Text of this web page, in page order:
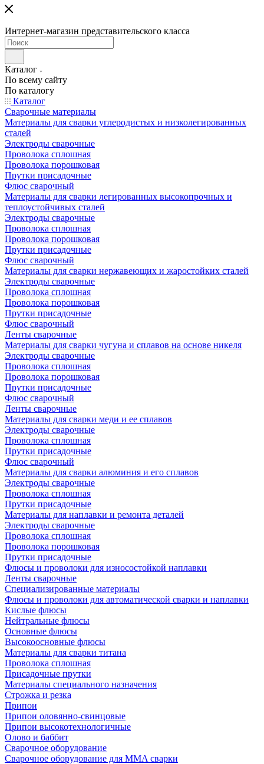
Интернет-магазин представительского класса
Каталог
По всему сайту
По каталогу
Каталог
Сварочные материалы
Материалы для сварки углеродистых и низколегированных
сталей
Электроды сварочные
Проволока сплошная
Проволока порошковая
Прутки присадочные
Флюс сварочный
Материалы для сварки легированных высокопрочных и
теплоустойчивых сталей
Электроды сварочные
Проволока сплошная
Проволока порошковая
Прутки присадочные
Флюс сварочный
Материалы для сварки нержавеющих и жаростойких сталей
Электроды сварочные
Проволока сплошная
Проволока порошковая
Прутки присадочные
Флюс сварочный
Ленты сварочные
Материалы для сварки чугуна и сплавов на основе никеля
Электроды сварочные
Проволока сплошная
Проволока порошковая
Прутки присадочные
Флюс сварочный
Ленты сварочные
Материалы для сварки меди и ее сплавов
Электроды сварочные
Проволока сплошная
Прутки присадочные
Флюс сварочный
Материалы для сварки алюминия и его сплавов
Электроды сварочные
Проволока сплошная
Прутки присадочные
Материалы для наплавки и ремонта деталей
Электроды сварочные
Проволока сплошная
Проволока порошковая
Прутки присадочные
Флюсы и проволоки для износостойкой наплавки
Ленты сварочные
Специализированные материалы
Флюсы и проволоки для автоматической сварки и наплавки
Кислые флюсы
Нейтральные флюсы
Основные флюсы
Высокоосновные флюсы
Материалы для сварки титана
Проволока сплошная
Присадочные прутки
Материалы специального назначения
Строжка и резка
Припои
Припои оловянно-свинцовые
Припои высокотехнологичные
Олово и баббит
Сварочное оборудование
Сварочное оборудование для MMA сварки